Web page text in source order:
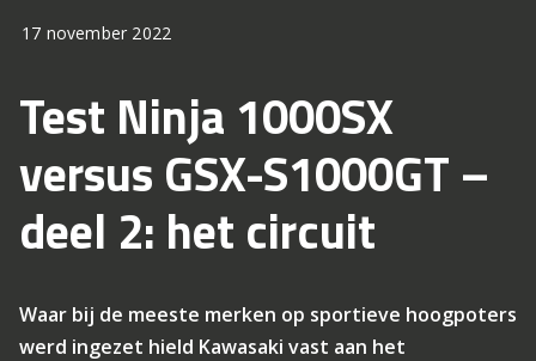
17 november 2022
Test Ninja 1000SX
versus GSX-S1000GT –
deel 2: het circuit
Waar bij de meeste merken op sportieve hoogpoters
werd ingezet hield Kawasaki vast aan het